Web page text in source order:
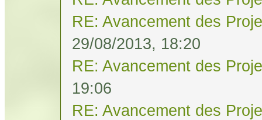
RE: Avancement des
29/08/2013, 18:20
RE: Avancement des
19:06
RE: Avancement des